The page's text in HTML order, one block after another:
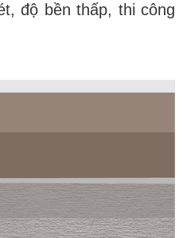
độ bền thấp, thi công